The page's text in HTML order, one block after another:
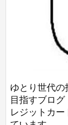
ゆとり世代の
目指すブロ
レジットカ